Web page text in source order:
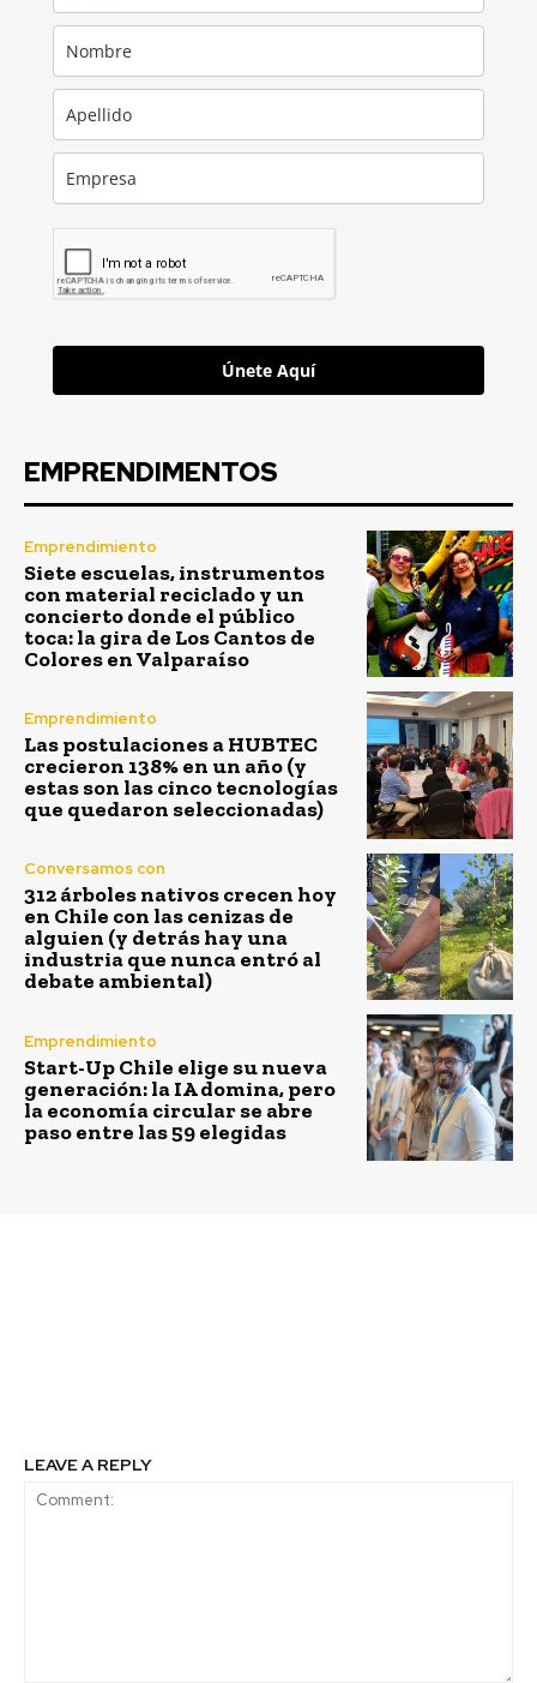
Únete Aquí
EMPRENDIMENTOS
Emprendimiento
Siete escuelas, instrumentos
con material reciclado y un
concierto donde el público
toca: la gira de Los Cantos de
Colores en Valparaíso
Emprendimiento
Las postulaciones a HUBTEC
crecieron 138% en un año (y
estas son las cinco tecnologías
que quedaron seleccionadas)
Conversamos con
312 árboles nativos crecen hoy
en Chile con las cenizas de
alguien (y detrás hay una
industria que nunca entró al
debate ambiental)
Emprendimiento
Start-Up Chile elige su nueva
generación: la IA domina, pero
la economía circular se abre
paso entre las 59 elegidas
LEAVE A REPLY